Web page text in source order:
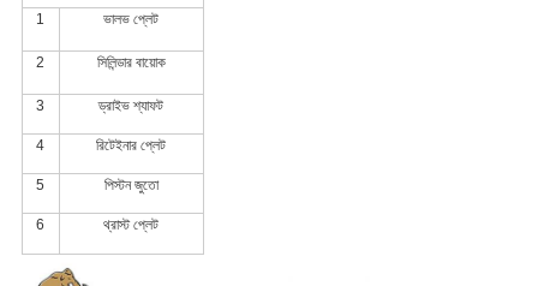
1 ভালভ প্লেট
2 সিলিন্ডার বায়োক
3 ড্রাইভ শ্যাফট
4 রিটেইনার প্লেট
5 পিস্টন জুতো
6 থ্রাস্ট প্লেট